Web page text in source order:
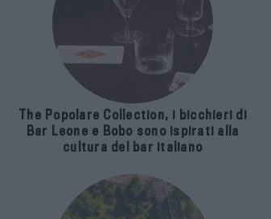
The Popolare Collection, i bicchieri di
Bar Leone e Bobo sono ispirati alla
cultura del bar italiano